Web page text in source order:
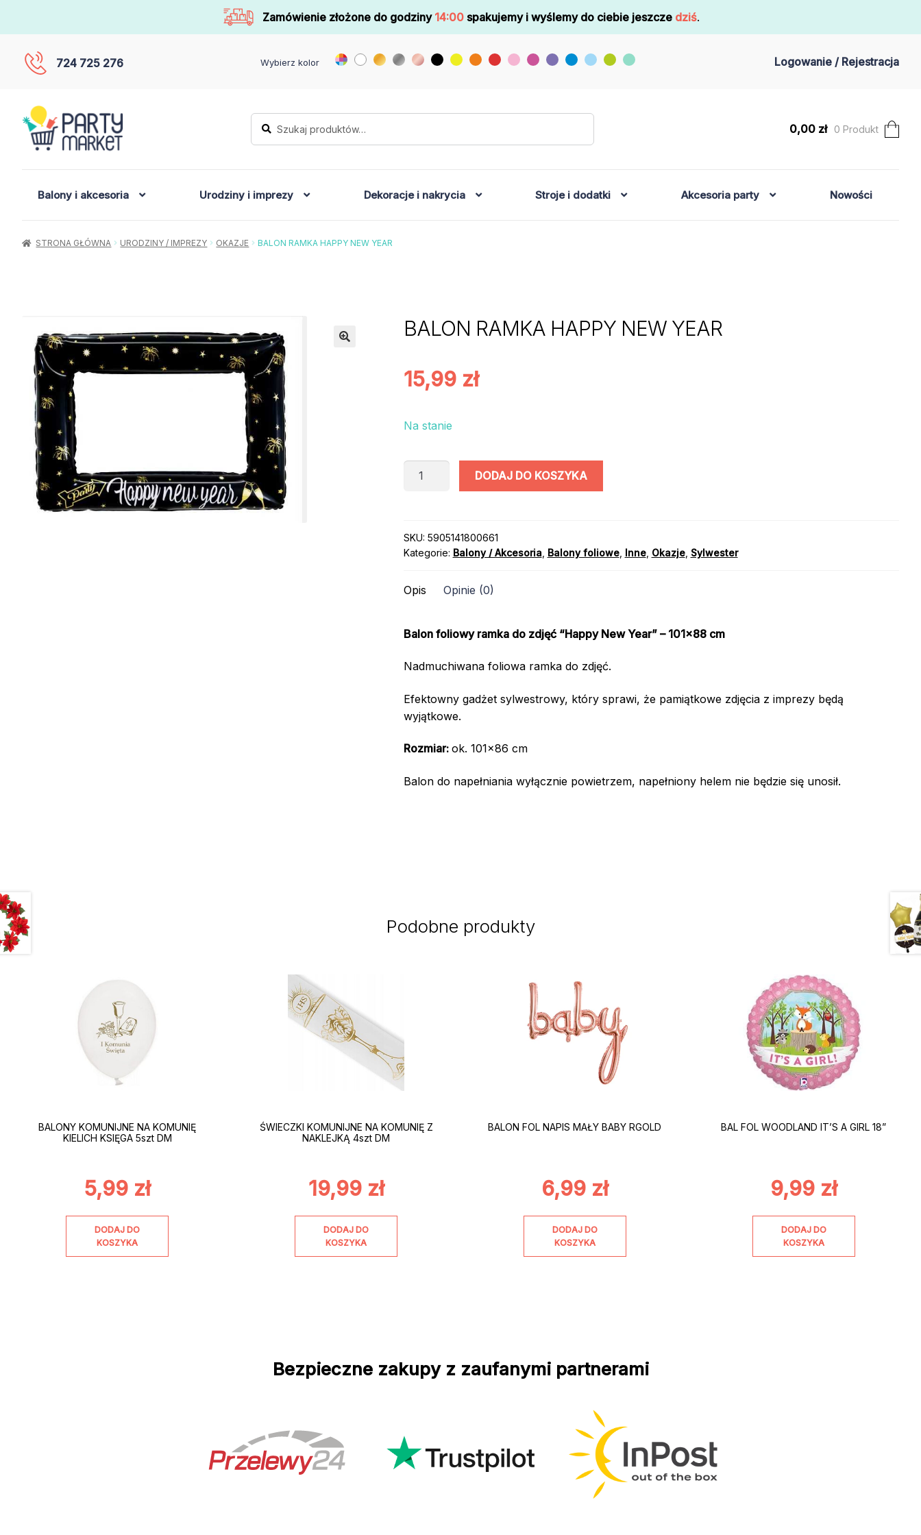
Zamówienie złożone do godziny 14:00 spakujemy i wyślemy do ciebie jeszcze dziś.
724 725 276 Wybierz kolor Logowanie / Rejestracja
Szukaj:
Szukaj
0,00 zł 0 Produkt
Balony i akcesoria Urodziny i imprezy Dekoracje i nakrycia Stroje i dodatki Akcesoria party Nowości
STRONA GŁÓWNA URODZINY / IMPREZY OKAZJE BALON RAMKA HAPPY NEW YEAR
BALON RAMKA HAPPY NEW YEAR
15,99 zł
Na stanie
ilość
NEW
YEAR
DODAJ DO KOSZYKA
SKU: 5905141800661
Kategorie: Balony / Akcesoria, Balony foliowe, Inne, Okazje, Sylwester
Opis Opinie (0)
Balon foliowy ramka do zdjęć “Happy New Year” – 101×88 cm
Nadmuchiwana foliowa ramka do zdjęć.
Efektowny gadżet sylwestrowy, który sprawi, że pamiątkowe zdjęcia z imprezy będą
wyjątkowe.
Rozmiar: ok. 101×86 cm
Balon do napełniania wyłącznie powietrzem, napełniony helem nie będzie się unosił.
Podobne produkty
BALONY KOMUNIJNE NA KOMUNIĘ
KIELICH KSIĘGA 5szt DM
5,99 zł
DODAJ DO
KOSZYKA
ŚWIECZKI KOMUNIJNE NA KOMUNIĘ Z
NAKLEJKĄ 4szt DM
19,99 zł
DODAJ DO
KOSZYKA
BALON FOL NAPIS MAŁY BABY RGOLD
6,99 zł
DODAJ DO
KOSZYKA
BAL FOL WOODLAND IT’S A GIRL 18”
9,99 zł
DODAJ DO
KOSZYKA
Bezpieczne zakupy z zaufanymi partnerami